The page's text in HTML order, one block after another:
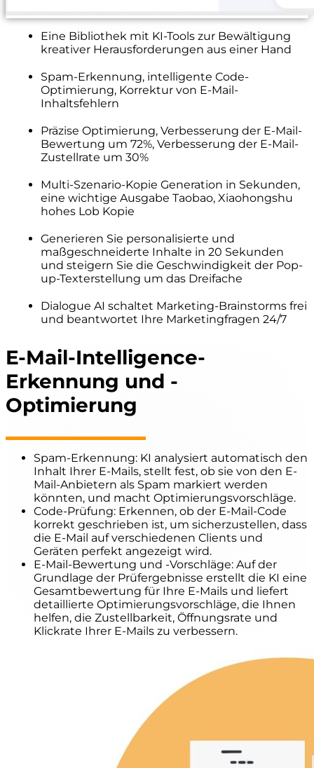
Eine Bibliothek mit KI-Tools zur Bewältigung
kreativer Herausforderungen aus einer Hand
Spam-Erkennung, intelligente Code-
Optimierung, Korrektur von E-Mail-
Inhaltsfehlern
Präzise Optimierung, Verbesserung der E-Mail-
Bewertung um 72%, Verbesserung der E-Mail-
Zustellrate um 30%
Multi-Szenario-Kopie Generation in Sekunden,
eine wichtige Ausgabe Taobao, Xiaohongshu
hohes Lob Kopie
Generieren Sie personalisierte und
maßgeschneiderte Inhalte in 20 Sekunden
und steigern Sie die Geschwindigkeit der Pop-
up-Texterstellung um das Dreifache
Dialogue AI schaltet Marketing-Brainstorms frei
und beantwortet Ihre Marketingfragen 24/7
E-Mail-Intelligence-
Erkennung und -
Optimierung
Spam-Erkennung: KI analysiert automatisch den
Inhalt Ihrer E-Mails, stellt fest, ob sie von den E-
Mail-Anbietern als Spam markiert werden
könnten, und macht Optimierungsvorschläge.
Code-Prüfung: Erkennen, ob der E-Mail-Code
korrekt geschrieben ist, um sicherzustellen, dass
die E-Mail auf verschiedenen Clients und
Geräten perfekt angezeigt wird.
E-Mail-Bewertung und -Vorschläge: Auf der
Grundlage der Prüfergebnisse erstellt die KI eine
Gesamtbewertung für Ihre E-Mails und liefert
detaillierte Optimierungsvorschläge, die Ihnen
helfen, die Zustellbarkeit, Öffnungsrate und
Klickrate Ihrer E-Mails zu verbessern.